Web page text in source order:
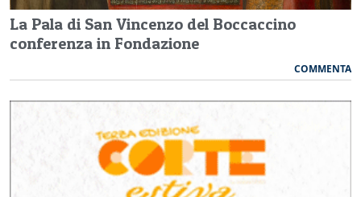
La Pala di San Vincenzo del Boccaccino
conferenza in Fondazione
COMMENTA